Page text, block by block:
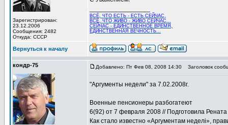
Зарегистрирован:
23.12.2006
Сообщения: 2482
Откуда: СССР
ВСЁ, ЧТО ЕСТЬ - ЕСТЬ СЕЙЧАС,
ВСЁ, ЧТО ЖИВО - ЖИВО СЕЙЧАС...
СЕЙЧАС - ЕДИНСТВЕННОЕ ВРЕМЯ,
ЕДИНСТВЕННАЯ ВЕЧНОСТЬ...
Вернуться к началу
кондр-75 Добавлено: Пт Фев 08, 2008 14:30 Заголовок
"Аргументы недели" за 7.02.2008г.
Военные пенсионеры разбогатеют
6(92) от 7 февраля 2008 // Подготовила
Как стало известно «Аргументам неделi»,